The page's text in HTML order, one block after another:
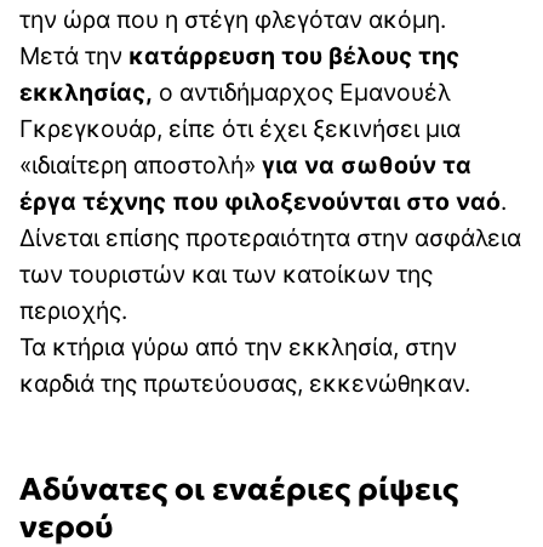
την ώρα που η στέγη φλεγόταν ακόμη.
Μετά την κατάρρευση του βέλους της
εκκλησίας, ο αντιδήμαρχος Εμανουέλ
Γκρεγκουάρ, είπε ότι έχει ξεκινήσει μια
«ιδιαίτερη αποστολή» για να σωθούν τα
έργα τέχνης που φιλοξενούνται στο ναό.
Δίνεται επίσης προτεραιότητα στην ασφάλεια
των τουριστών και των κατοίκων της
περιοχής.
Τα κτήρια γύρω από την εκκλησία, στην
καρδιά της πρωτεύουσας, εκκενώθηκαν.
Αδύνατες οι εναέριες ρίψεις
νερού